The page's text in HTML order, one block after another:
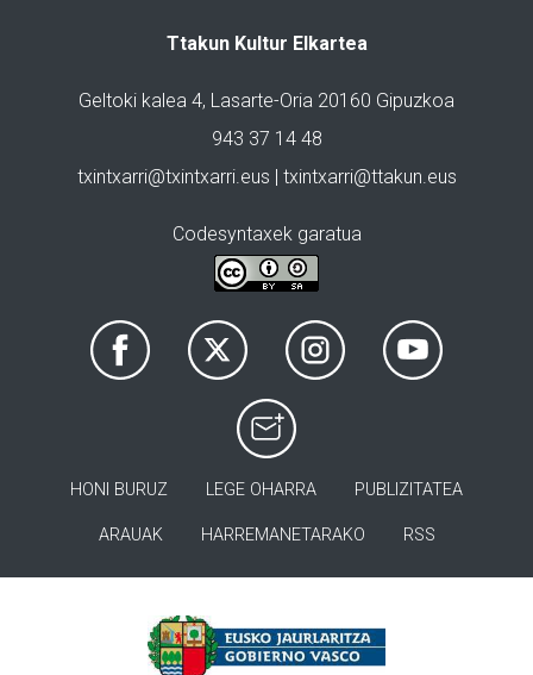
Ttakun Kultur Elkartea
Geltoki kalea 4, Lasarte-Oria 20160 Gipuzkoa
943 37 14 48
txintxarri@txintxarri.eus | txintxarri@ttakun.eus
Codesyntaxek garatua
HONI BURUZ LEGE OHARRA PUBLIZITATEA
ARAUAK HARREMANETARAKO RSS